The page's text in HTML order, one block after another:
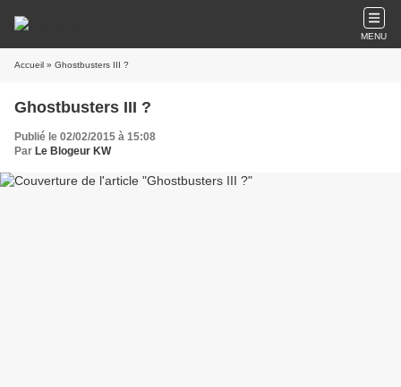
MENU
Accueil » Ghostbusters III ?
Ghostbusters III ?
Publié le 02/02/2015 à 15:08
Par Le Blogeur KW